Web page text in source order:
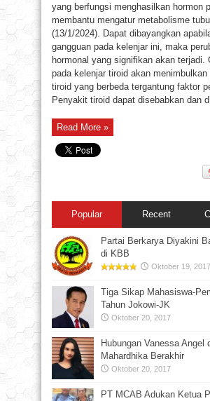
yang berfungsi menghasilkan hormon
membantu mengatur metabolisme
(13/1/2024). Dapat dibayangkan
gangguan pada kelenjar ini, maka
hormonal yang signifikan akan terjadi.
pada kelenjar tiroid akan
tiroid yang berbeda tergantung faktor
Penyakit tiroid dapat disebabkan dan
Read More »
Popular Recent
Partai Berkarya Diyakini
di KBB
Oktober 19, 2017
Tiga Sikap Mahasiswa-
Tahun Jokowi-JK
Oktober 20, 2017
Hubungan Vanessa Angel
Mahardhika Berakhir
Oktober 20, 2017
PT MCAB Adukan Ketua